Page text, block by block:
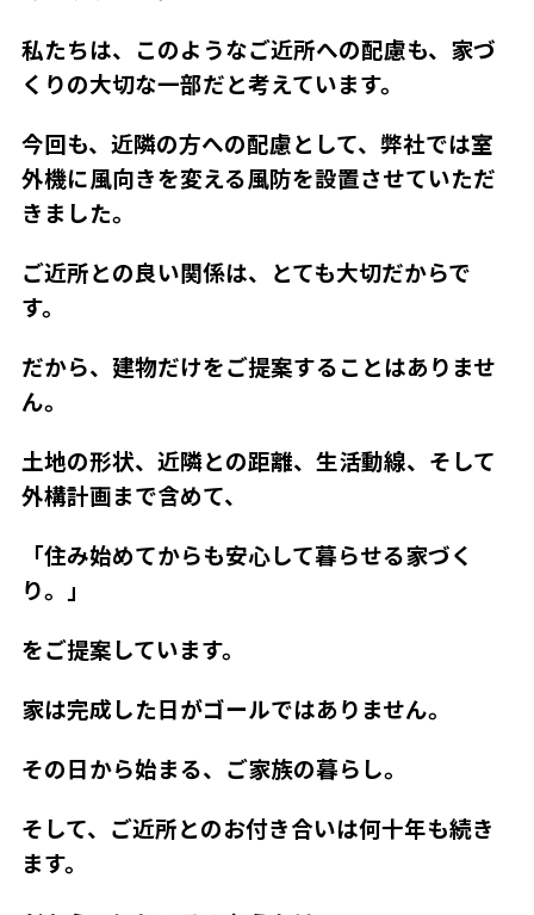
私たちは、このようなご近所への配慮も、家づ
くりの大切な一部だと考えています。
今回も、近隣の方への配慮として、弊社では室
外機に風向きを変える風防を設置させていただ
きました。
ご近所との良い関係は、とても大切だからで
す。
だから、建物だけをご提案することはありませ
ん。
土地の形状、近隣との距離、生活動線、そして
外構計画まで含めて、
「住み始めてからも安心して暮らせる家づく
り。」
をご提案しています。
家は完成した日がゴールではありません。
その日から始まる、ご家族の暮らし。
そして、ご近所とのお付き合いは何十年も続き
ます。